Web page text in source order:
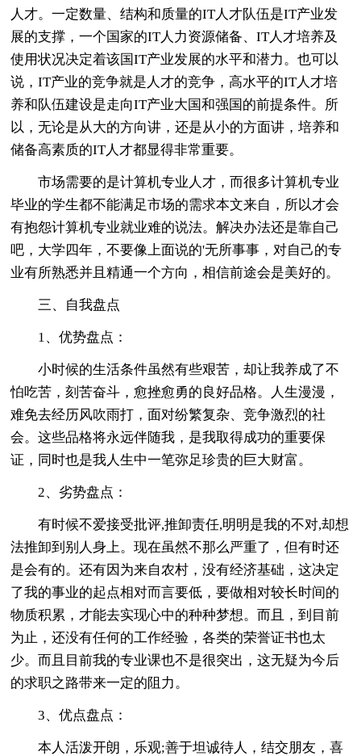
人才。一定数量、结构和质量的IT人才队伍是IT产业发
展的支撑，一个国家的IT人力资源储备、IT人才培养及
使用状况决定着该国IT产业发展的水平和潜力。也可以
说，IT产业的竞争就是人才的竞争，高水平的IT人才培
养和队伍建设是走向IT产业大国和强国的前提条件。所
以，无论是从大的方向讲，还是从小的方面讲，培养和
储备高素质的IT人才都显得非常重要。
市场需要的是计算机专业人才，而很多计算机专业
毕业的学生都不能满足市场的需求本文来自，所以才会
有抱怨计算机专业就业难的说法。解决办法还是靠自己
吧，大学四年，不要像上面说的'无所事事，对自己的专
业有所熟悉并且精通一个方向，相信前途会是美好的。
三、自我盘点
1、优势盘点：
小时候的生活条件虽然有些艰苦，却让我养成了不
怕吃苦，刻苦奋斗，愈挫愈勇的良好品格。人生漫漫，
难免去经历风吹雨打，面对纷繁复杂、竞争激烈的社
会。这些品格将永远伴随我，是我取得成功的重要保
证，同时也是我人生中一笔弥足珍贵的巨大财富。
2、劣势盘点：
有时候不爱接受批评,推卸责任,明明是我的不对,却想
法推卸到别人身上。现在虽然不那么严重了，但有时还
是会有的。还有因为来自农村，没有经济基础，这决定
了我的事业的起点相对而言要低，要做相对较长时间的
物质积累，才能去实现心中的种种梦想。而且，到目前
为止，还没有任何的工作经验，各类的荣誉证书也太
少。而且目前我的专业课也不是很突出，这无疑为今后
的求职之路带来一定的阻力。
3、优点盘点：
本人活泼开朗，乐观;善于坦诚待人，结交朋友，喜